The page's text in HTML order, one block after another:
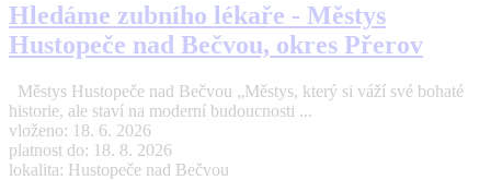
Hledáme zubního lékaře - Městys
Hustopeče nad Bečvou, okres Přerov
Městys Hustopeče nad Bečvou „Městys, který si váží své bohaté
historie, ale staví na moderní budoucnosti ...
vloženo: 18. 6. 2026
platnost do: 18. 8. 2026
lokalita: Hustopeče nad Bečvou